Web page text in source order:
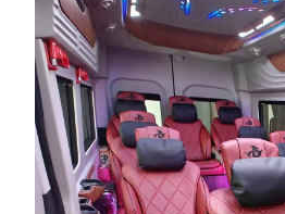
điều vô cùng quan trọng.